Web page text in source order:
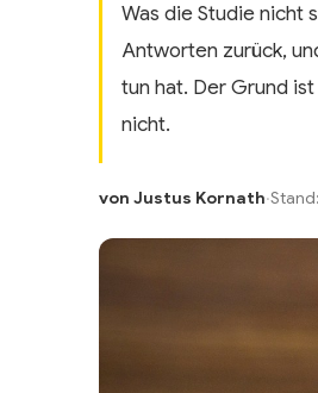
Was die Studie nicht
Antworten zurück,
tun hat. Der Grund
nicht.
von Justus Kornath·